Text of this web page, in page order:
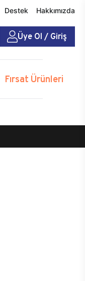
Destek Hakkımızda
Üye Ol / Giriş
Fırsat Ürünleri